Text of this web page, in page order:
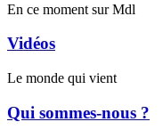
En ce moment sur Mdl
Vidéos
Le monde qui vient
Qui sommes-nous ?